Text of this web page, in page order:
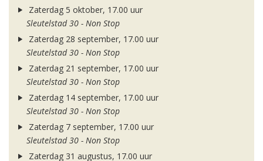
Zaterdag 5 oktober, 17.00 uur
Sleutelstad 30 - Non Stop
Zaterdag 28 september, 17.00 uur
Sleutelstad 30 - Non Stop
Zaterdag 21 september, 17.00 uur
Sleutelstad 30 - Non Stop
Zaterdag 14 september, 17.00 uur
Sleutelstad 30 - Non Stop
Zaterdag 7 september, 17.00 uur
Sleutelstad 30 - Non Stop
Zaterdag 31 augustus, 17.00 uur